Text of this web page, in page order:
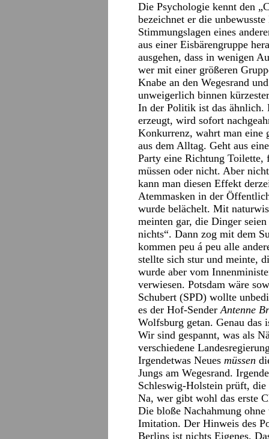
Die Psychologie kennt den
bezeichnet er die
Stimmungslagen eines
aus einer Eisbärengruppe
ausgehen, dass in wenigen
wer mit einer größeren
Knabe an den Wegesrand
unweigerlich binnen
In der Politik ist das ähnlich.
erzeugt, wird sofort
Konkurrenz, wahrt man eine
aus dem Alltag. Geht aus
Party eine Richtung Toilette,
müssen oder nicht. Aber
kann man diesen Effekt
Atemmasken in der
wurde belächelt. Mit
meinten gar, die Dinger
nichts“. Dann zog mit dem
kommen peu á peu alle
stellte sich stur und meinte,
wurde aber vom
verwiesen. Potsdam wäre
Schubert (SPD) wollte
es der Hof-SenderAntenne
Wolfsburg getan. Genau das
Wir sind gespannt, was als
verschiedene
Irgendetwas Neues müssen
Jungs am Wegesrand.
Schleswig-Holstein prüft, die
Na, wer gibt wohl das erste
Die bloße Nachahmung
Imitation. Der Hinweis des
Berlins ist nichts Eigenes.